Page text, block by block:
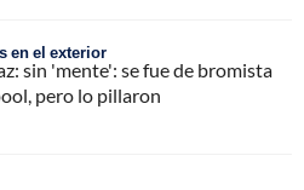
en el exterior
sin 'mente': se fue de bromista
pero lo pillaron